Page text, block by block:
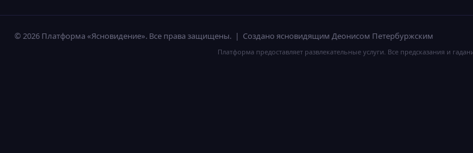
© 2026 Платформа «Ясновидение». Все права защищены. | Создано ясновидящим Деонисом Петербуржским
Платформа предоставляет развлекательные услуги. Все предсказания и